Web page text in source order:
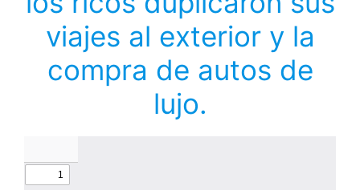
viajes al exterior y la
compra de autos de
lujo.